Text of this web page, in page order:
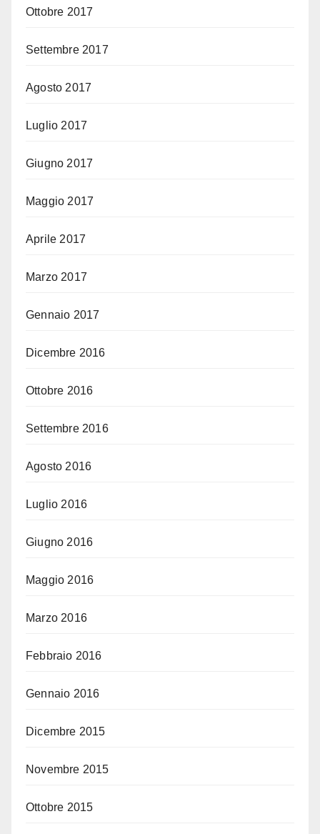
Ottobre 2017
Settembre 2017
Agosto 2017
Luglio 2017
Giugno 2017
Maggio 2017
Aprile 2017
Marzo 2017
Gennaio 2017
Dicembre 2016
Ottobre 2016
Settembre 2016
Agosto 2016
Luglio 2016
Giugno 2016
Maggio 2016
Marzo 2016
Febbraio 2016
Gennaio 2016
Dicembre 2015
Novembre 2015
Ottobre 2015